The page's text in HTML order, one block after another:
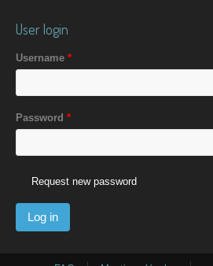
User login
Username *
Password *
Request new password